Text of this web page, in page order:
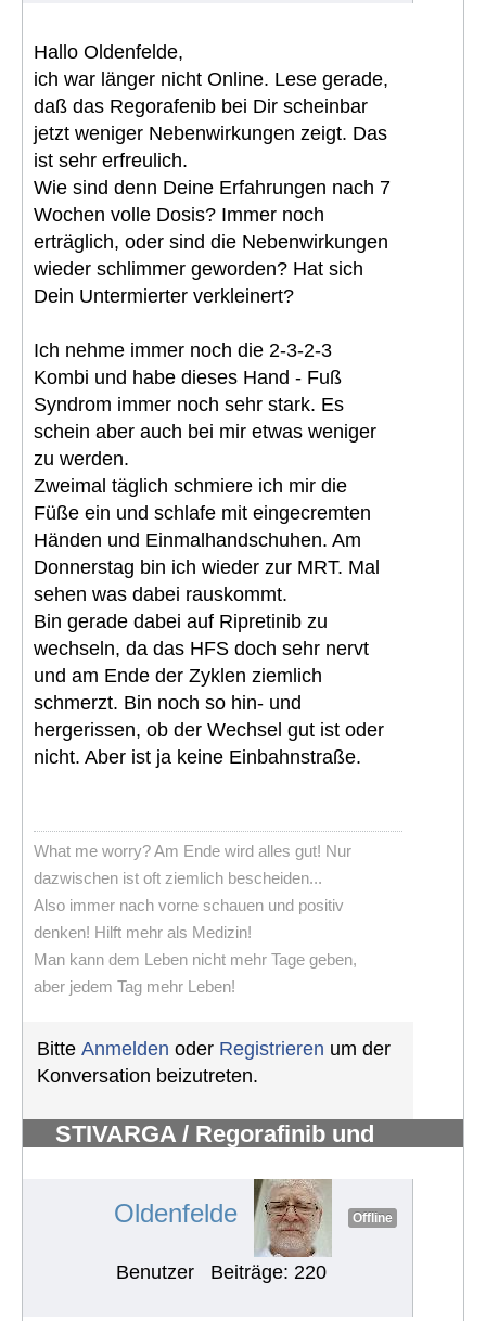
Hallo Oldenfelde,
ich war länger nicht Online. Lese gerade,
daß das Regorafenib bei Dir scheinbar
jetzt weniger Nebenwirkungen zeigt. Das
ist sehr erfreulich.
Wie sind denn Deine Erfahrungen nach 7
Wochen volle Dosis? Immer noch
erträglich, oder sind die Nebenwirkungen
wieder schlimmer geworden? Hat sich
Dein Untermierter verkleinert?
Ich nehme immer noch die 2-3-2-3
Kombi und habe dieses Hand - Fuß
Syndrom immer noch sehr stark. Es
schein aber auch bei mir etwas weniger
zu werden.
Zweimal täglich schmiere ich mir die
Füße ein und schlafe mit eingecremten
Händen und Einmalhandschuhen. Am
Donnerstag bin ich wieder zur MRT. Mal
sehen was dabei rauskommt.
Bin gerade dabei auf Ripretinib zu
wechseln, da das HFS doch sehr nervt
und am Ende der Zyklen ziemlich
schmerzt. Bin noch so hin- und
hergerissen, ob der Wechsel gut ist oder
nicht. Aber ist ja keine Einbahnstraße.
What me worry? Am Ende wird alles gut! Nur
dazwischen ist oft ziemlich bescheiden...
Also immer nach vorne schauen und positiv
denken! Hilft mehr als Medizin!
Man kann dem Leben nicht mehr Tage geben,
aber jedem Tag mehr Leben!
Bitte Anmelden oder Registrieren um der
Konversation beizutreten.
STIVARGA / Regorafinib und
Oldenfelde Offline
Benutzer Beiträge: 220